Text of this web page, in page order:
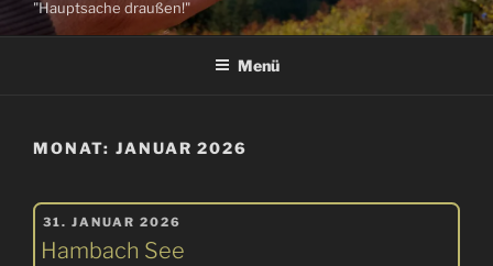
"Hauptsache draußen!"
Menü
MONAT: JANUAR 2026
VERÖFFENTLICHT
AM
31. JANUAR 2026
Hambach See